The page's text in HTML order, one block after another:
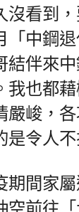
沒看到
「中鋼
結伴來
我也都
嚴峻，
是令人不
期間家
空前往